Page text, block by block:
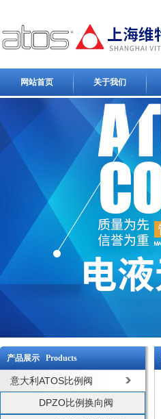
网站首页 关于我们
产品展示 Products
意大利ATOS比例阀
DPZO比例换向阀